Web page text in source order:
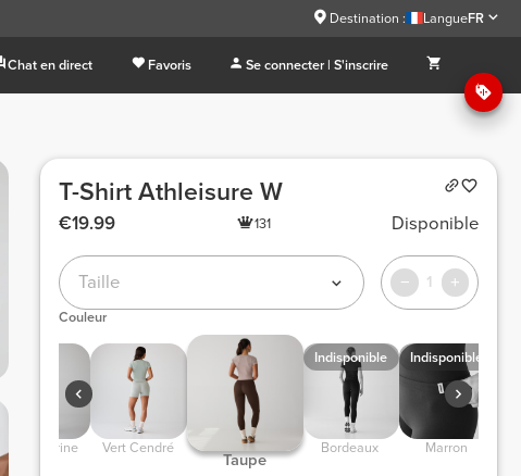
Destination : LangueFR
Chat en direct Favoris Se connecter | S'inscrire
T-Shirt Athleisure W
€19.99 131 Disponible
Taille 1
Couleur
Bleu marine Vert Cendré
Taupe
Indisponible
Bordeaux
Indisponible
Marron